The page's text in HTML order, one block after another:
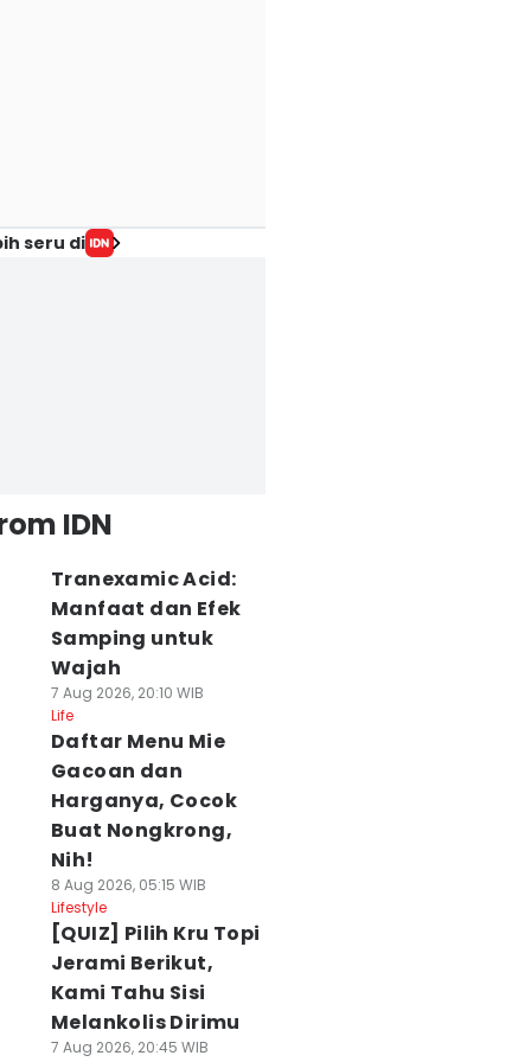
seru di
IDN
Tranexamic Acid:
Manfaat dan Efek
Samping untuk
Wajah
7 Aug 2026, 20:10 WIB
Life
Daftar Menu Mie
Gacoan dan
Harganya, Cocok
Buat Nongkrong,
Nih!
8 Aug 2026, 05:15 WIB
Lifestyle
[QUIZ] Pilih Kru Topi
Jerami Berikut,
Kami Tahu Sisi
Melankolis Dirimu
7 Aug 2026, 20:45 WIB